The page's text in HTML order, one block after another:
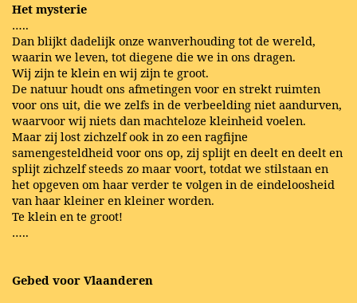
Het mysterie
…..
Dan blijkt dadelijk onze wanverhouding tot de wereld,
waarin we leven, tot diegene die we in ons dragen.
Wij zijn te klein en wij zijn te groot.
De natuur houdt ons afmetingen voor en strekt ruimten
voor ons uit, die we zelfs in de verbeelding niet aandurven,
waarvoor wij niets dan machteloze kleinheid voelen.
Maar zij lost zichzelf ook in zo een ragfijne
samengesteldheid voor ons op, zij splijt en deelt en deelt en
splijt zichzelf steeds zo maar voort, totdat we stilstaan en
het opgeven om haar verder te volgen in de eindeloosheid
van haar kleiner en kleiner worden.
Te klein en te groot!
…..
Gebed voor Vlaanderen